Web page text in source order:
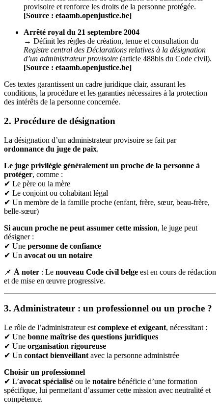
provisoire et renforce les droits de la personne protégée.
[Source : etaamb.openjustice.be]
Arrêté royal du 21 septembre 2004
→ Définit les règles de création, tenue et consultation du
Registre central des Déclarations relatives à la désignation
d’un administrateur provisoire (article 488bis du Code civil).
[Source : etaamb.openjustice.be]
Ces textes garantissent un cadre juridique clair, assurant les
conditions, la procédure et les garanties nécessaires à la protection
des intérêts de la personne concernée.
2. Procédure de désignation
La désignation d’un administrateur provisoire se fait par
ordonnance du juge de paix.
Le juge privilégie généralement un proche de la personne à
protéger, comme :
✔ Le père ou la mère
✔ Le conjoint ou cohabitant légal
✔ Un membre de la famille proche (enfant, frère, sœur, beau-frère,
belle-sœur)
Si aucun proche ne peut assumer cette mission, le juge peut
désigner :
✔ Une personne de confiance
✔ Un avocat ou un notaire
📌 À noter : Le nouveau Code civil belge est en cours de rédaction
et de mise en œuvre progressive.
3. Administrateur : un professionnel ou un proche ?
Le rôle de l’administrateur est complexe et exigeant, nécessitant :
✔ Une bonne maîtrise des questions juridiques
✔ Une organisation rigoureuse
✔ Un contact bienveillant avec la personne administrée
Choisir un professionnel
✔ L’avocat spécialisé ou le notaire bénéficie d’une formation
spécifique, lui permettant d’assumer cette mission avec neutralité et
compétence.